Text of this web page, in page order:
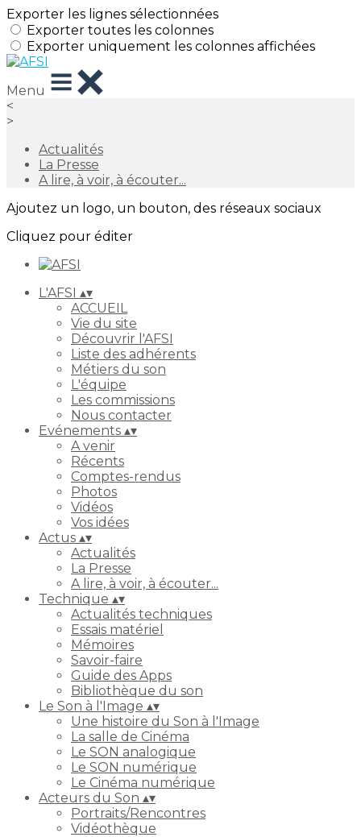
Exporter les lignes sélectionnées
Exporter toutes les colonnes
Exporter uniquement les colonnes affichées
Menu
<
>
Actualités
La Presse
A lire, à voir, à écouter...
Ajoutez un logo, un bouton, des réseaux sociaux
Cliquez pour éditer
L'AFSI ▴▾
ACCUEIL
Vie du site
Découvrir l'AFSI
Liste des adhérents
Métiers du son
L'équipe
Les commissions
Nous contacter
Evénements ▴▾
A venir
Récents
Comptes-rendus
Photos
Vidéos
Vos idées
Actus ▴▾
Actualités
La Presse
A lire, à voir, à écouter...
Technique ▴▾
Actualités techniques
Essais matériel
Mémoires
Savoir-faire
Guide des Apps
Bibliothèque du son
Le Son à l'Image ▴▾
Une histoire du Son à l'Image
La salle de Cinéma
Le SON analogique
Le SON numérique
Le Cinéma numérique
Acteurs du Son ▴▾
Portraits/Rencontres
Vidéothèque